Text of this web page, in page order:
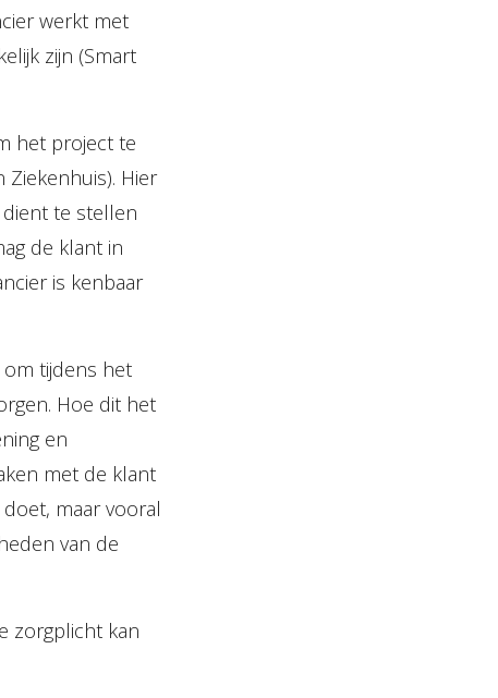
werkt met
zijn (Smart
het project te
Hier
te stellen
de klant in
is kenbaar
om tijdens het
Hoe dit het
en
met de klant
maar vooral
van de
zorgplicht kan